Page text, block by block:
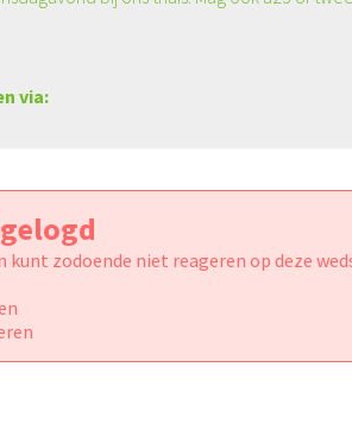
via:
kunt zodoende niet reageren op deze